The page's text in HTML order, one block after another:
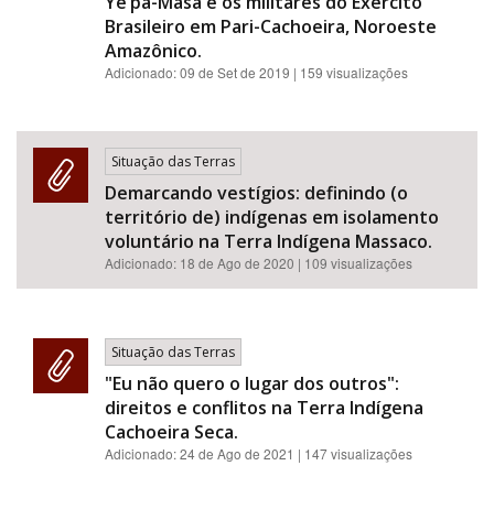
Brasileiro em Pari-Cachoeira, Noroeste
Amazônico.
Adicionado:09 de Set de 2019 | 159 visualizações
Situação das Terras
Demarcando vestígios: definindo (o
território de) indígenas em isolamento
voluntário na Terra Indígena Massaco.
Adicionado: 18 de Ago de 2020 | 109 visualizações
Situação das Terras
"Eu não quero o lugar dos outros":
direitos e conflitos na Terra Indígena
Cachoeira Seca.
Adicionado:24 de Ago de 2021 | 147 visualizações